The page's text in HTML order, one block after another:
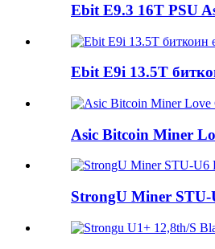
Ebit E9.3 16T PSU
Ebit E9i 13.5T
Asic Bitcoin Miner
StrongU Miner STU-